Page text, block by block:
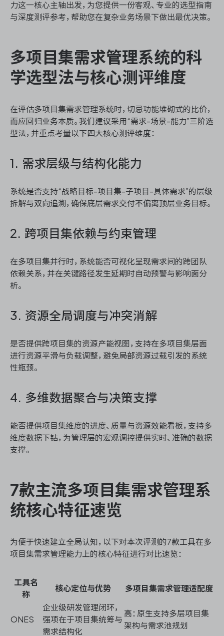
力这一核心主轴出发，为您提供一份客观、专业的选型指南
与深度测评参考，帮助您在复杂业务场景下做出最优决策。
多项目集需求管理系统的科
学选型法与核心测评维度
在评估多项目集需求管理系统时，切忌功能堆砌式的比价，
而应回归业务本质。我们建议采用“需求-场景-能力”三阶选
型法，并重点考量以下四大核心测评维度：
1. 需求层级与结构化能力
系统是否支持“战略目标-项目集-子项目-具体需求”的层级
拆解与双向追溯，确保底层需求交付不偏离顶层业务目标。
2. 跨项目集依赖与约束管理
在多项目集并行时，系统能否可视化呈现需求间的跨团队
依赖关系，并在关键路径发生延期时自动预警与影响面分
析。
3. 资源全局调度与冲突消解
是否提供跨项目集的资源产能视图，支持在多项目集层面
进行资源平滑与负载调整，避免局部资源过载引发的系统
性瓶颈。
4. 多维数据聚合与决策支撑
能否提供项目集维度的进度、质量与资源效能看板，支持多
维度数据下钻，为管理层的宏观调控提供实时、准确的数据
支撑。
7款主流多项目集需求管理系
统核心特征速览
为便于快速建立全局认知，以下对本次评测的7款工具在多
项目集需求管理能力上的核心特征进行对比速览：
工具名
称
核心定位与优势 多项目集需求管理适配度
ONES
企业级研发管理闭环，
强项在于项目集统筹与
需求结构化
高：原生支持多层项目集
架构与需求池规划